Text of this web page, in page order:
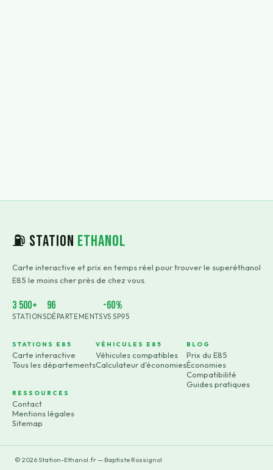
⛽ Station Ethanol
Carte interactive et prix en temps réel pour trouver le superéthanol
E85 le moins cher près de chez vous.
3 500+
STATIONS
96
DÉPARTEMENTS
-60%
VS SP95
STATIONS E85
Carte interactive
Tous les départements
VÉHICULES E85
Véhicules compatibles
Calculateur d'économies
BLOG
Prix du E85
Économies
Compatibilité
Guides pratiques
RESSOURCES
Contact
Mentions légales
Sitemap
© 2026Station-Ethanol.fr — Baptiste Rossignol